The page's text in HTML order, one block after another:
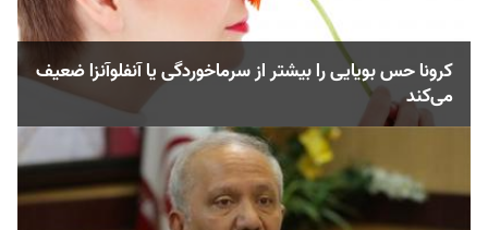
کرونا حس بویایی را بیشتر از سرماخوردگی یا آنفلوآنزا ضعیف
می‌کند